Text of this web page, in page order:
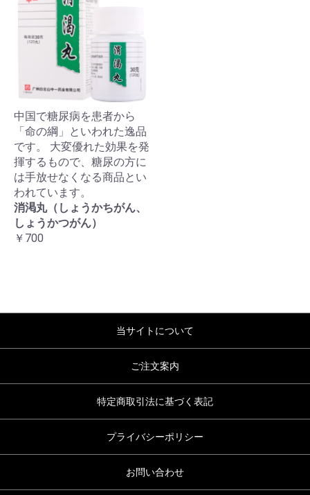
中国で糖尿病を患者から
「命の綱」といわれた逸品
です。 大変優れた効果を発
揮するもので、糖尿の方に
は手放せなくなる商品とい
われています。
消渇丸（しょうかちがん、
しょうかつがん）
￥700
当サイトについて
ご注文案内
特定商取引法に基づく表記
プライバシーポリシー
お問い合わせ